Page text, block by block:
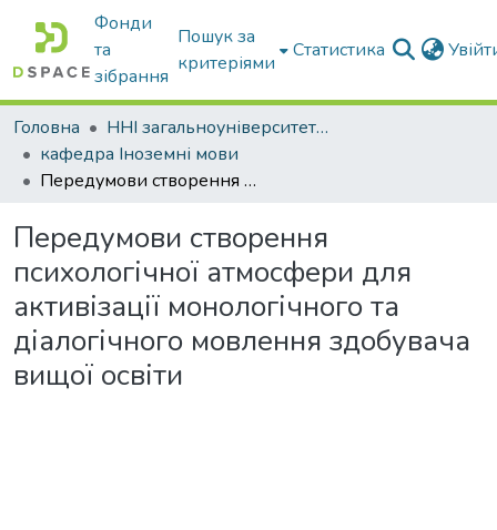
Фонди
та
зібрання
Пошук за
критеріями
Статистика
Головна
ННІ загальноуніверситетської підготовки
кафедра Іноземні мови
Передумови створення психологічної атмосфери для активізації монологічного та діалогічного мовлення здобувача вищої освіти
Передумови створення
психологічної атмосфери для
активізації монологічного та
діалогічного мовлення здобувача
вищої освіти